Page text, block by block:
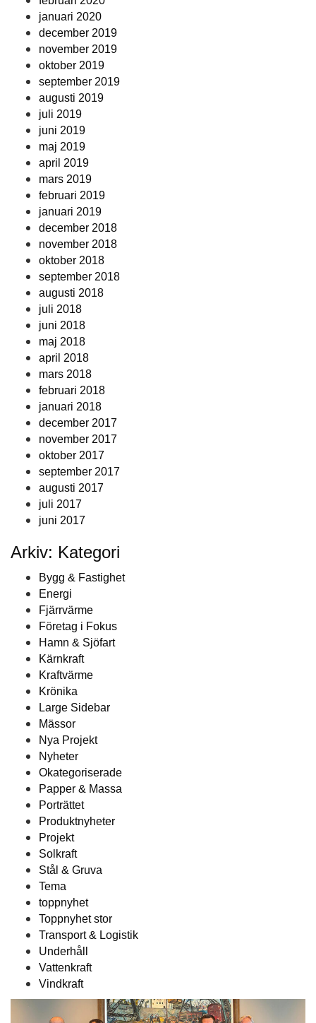
januari 2020
december 2019
november 2019
oktober 2019
september 2019
augusti 2019
juli 2019
juni 2019
maj 2019
april 2019
mars 2019
februari 2019
januari 2019
december 2018
november 2018
oktober 2018
september 2018
augusti 2018
juli 2018
juni 2018
maj 2018
april 2018
mars 2018
februari 2018
januari 2018
december 2017
november 2017
oktober 2017
september 2017
augusti 2017
juli 2017
juni 2017
Arkiv: Kategori
Bygg & Fastighet
Energi
Fjärrvärme
Företag i Fokus
Hamn & Sjöfart
Kärnkraft
Kraftvärme
Krönika
Large Sidebar
Mässor
Nya Projekt
Nyheter
Okategoriserade
Papper & Massa
Porträttet
Produktnyheter
Projekt
Solkraft
Stål & Gruva
Tema
toppnyhet
Toppnyhet stor
Transport & Logistik
Underhåll
Vattenkraft
Vindkraft